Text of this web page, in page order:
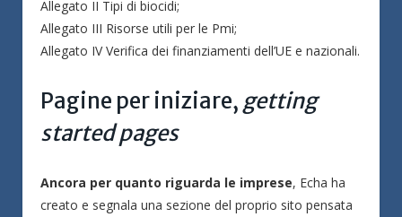
Allegato II Tipi di biocidi;
Allegato III Risorse utili per le Pmi;
Allegato IV Verifica dei finanziamenti dell’UE e nazionali.
Pagine per iniziare, getting
started pages
Ancora per quanto riguarda le imprese, Echa ha
creato e segnala una sezione del proprio sito pensata